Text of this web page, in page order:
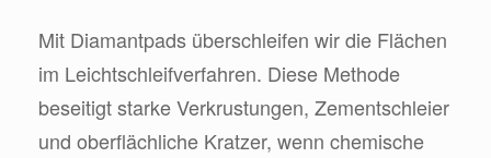
Mit Diamantpads überschleifen wir die Flächen
im Leichtschleifverfahren. Diese Methode
beseitigt starke Verkrustungen, Zementschleier
und oberflächliche Kratzer, wenn chemische